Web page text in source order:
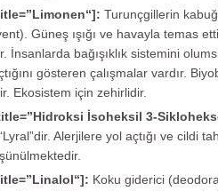
Limonen“]: Turunçgillerin
Güneş ışığı ve havayla temas
İnsanlarda bağışıklık sistemini
gösteren çalışmalar vardır.
Ekosistem için zehirlidir.
Hidroksi İsoheksil 3-
Alerjilere yol açtığı ve cildi
Linalol“]: Koku giderici